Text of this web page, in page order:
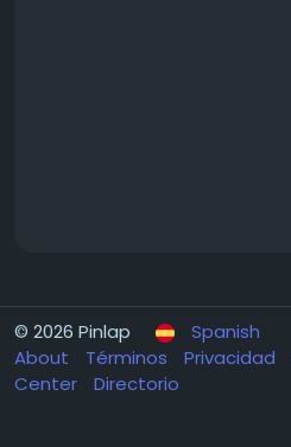
© 2026 Pinlap
Spanish
About
Términos Privacidad
Center
Directorio